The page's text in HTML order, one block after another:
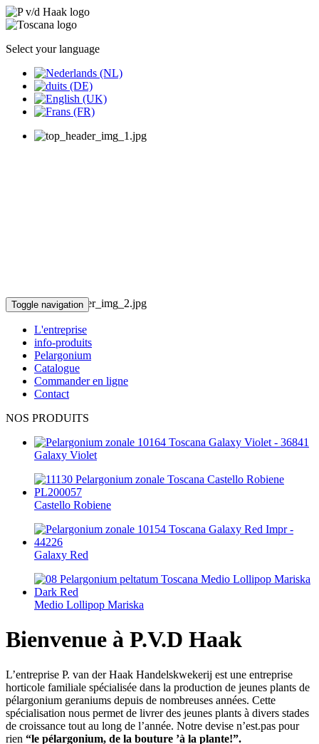
Select your language
Toggle navigation
L'entreprise
info-produits
Pelargonium
Catalogue
Commander en ligne
Contact
NOS PRODUITS
Galaxy Violet
Castello Robiene
Galaxy Red
Medio Lollipop Mariska
Bienvenue à P.V.D Haak
L’entreprise P. van der Haak Handelskwekerij est une entreprise
horticole familiale spécialisée dans la production de jeunes plants de
pélargonium geraniums depuis de nombreuses années. Cette
spécialisation nous permet de livrer des jeunes plants à divers stades
de croissance tout au long de l’année. Notre devise n’est.pas pour
rien “le pélargonium, de la bouture ’à la plante!”.